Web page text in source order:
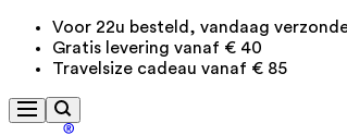
Voor 22u besteld, vandaag
Gratis levering vanaf € 40
Travelsize cadeau vanaf € 85